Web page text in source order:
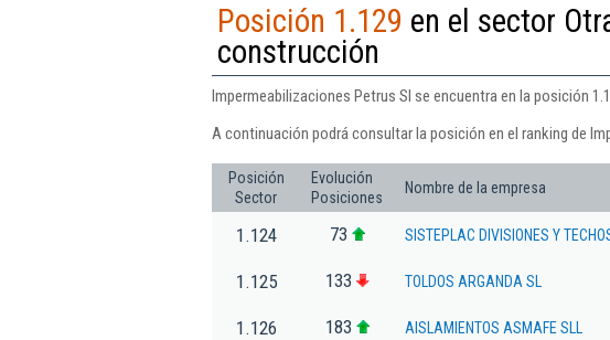
Posición 1.129 en el sector
construcción
Impermeabilizaciones Petrus Sl se encuentra en la posición
A continuación podrá consultar la posición en el ranking de
Posición
Sector
Evolución
Posiciones
Nombre de la empresa
1.124 73 SISTEPLAC DIVISIONES Y
1.125 133 TOLDOS ARGANDA SL
1.126 183 AISLAMIENTOS ASMAFE SLL